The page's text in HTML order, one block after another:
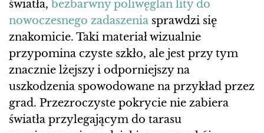
światła, bezbarwny poliwęglan lity do
nowoczesnego zadaszenia sprawdzi się
znakomicie. Taki materiał wizualnie
przypomina czyste szkło, ale jest przy tym
znacznie lżejszy i odporniejszy na
uszkodzenia spowodowane na przykład przez
grad. Przezroczyste pokrycie nie zabiera
światła przylegającym do tarasu